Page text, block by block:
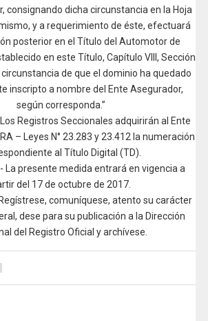
consignando dicha circunstancia en la Hoja
y a requerimiento de éste, efectuará
posterior en el Título del Automotor de
en este Título, Capítulo VIII, Sección
circunstancia de que el dominio ha quedado
inscripto a nombre del Ente Asegurador,
según corresponda.”
Los Registros Seccionales adquirirán al Ente
– Leyes N° 23.283 y 23.412 la numeración
al Título Digital (TD).
La presente medida entrará en vigencia a
del 17 de octubre de 2017.
Regístrese, comuníquese, atento su carácter
dese para su publicación a la Dirección
del Registro Oficial y archívese.